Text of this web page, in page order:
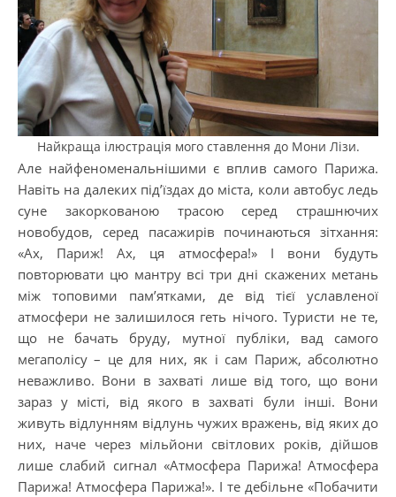
Найкраща ілюстрація мого ставлення до Мони Лізи.
Але найфеноменальнішими є вплив самого Парижа.
Навіть на далеких під’їздах до міста, коли автобус ледь
суне закоркованою трасою серед страшнючих
новобудов, серед пасажирів починаються зітхання:
«Ах, Париж! Ах, ця атмосфера!» І вони будуть
повторювати цю мантру всі три дні скажених метань
між топовими пам’ятками, де від тієї уславленої
атмосфери не залишилося геть нічого. Туристи не те,
що не бачать бруду, мутної публіки, вад самого
мегаполісу – це для них, як і сам Париж, абсолютно
неважливо. Вони в захваті лише від того, що вони
зараз у місті, від якого в захваті були інші. Вони
живуть відлунням відлунь чужих вражень, від яких до
них, наче через мільйони світлових років, дійшов
лише слабий сигнал «Атмосфера Парижа! Атмосфера
Парижа! Атмосфера Парижа!». І те дебільне «Побачити